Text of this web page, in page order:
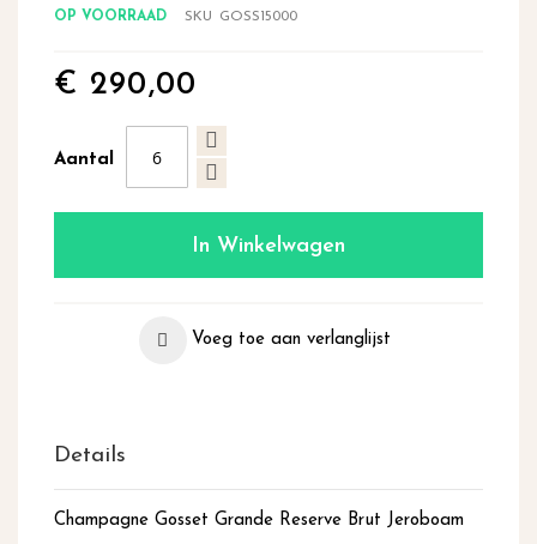
OP VOORRAAD SKU GOSS15000
€ 290,00
Aantal
In Winkelwagen
Voeg toe aan verlanglijst
Details
Champagne Gosset Grande Reserve Brut Jeroboam